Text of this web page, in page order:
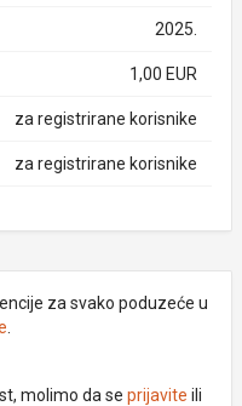
2025.
1,00 EUR
za registrirane korisnike
za registrirane korisnike
za svako poduzeće u
molimo da se prijavite ili